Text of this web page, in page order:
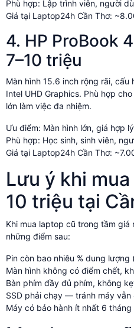
Phù hợp: Lập trình viên, người
Giá tại Laptop24h Cần Thơ:
4. HP ProBook
7–10 triệu
Màn hình 15.6 inch rộng rãi, cấu
Intel UHD Graphics. Phù hợp
lớn làm việc đa nhiệm.
Ưu điểm: Màn hình lớn, giá hợp lý
Phù hợp: Học sinh, sinh viên,
Giá tại Laptop24h Cần Thơ:
Lưu ý khi
10 triệu tại
Khi mua laptop cũ trong tầm giá
những điểm sau:
Pin còn bao nhiêu % dung lượng
Màn hình không có điểm chết,
Bàn phím đầy đủ phím, không
SSD phải chạy — tránh máy vẫn
Máy có bảo hành ít nhất 6